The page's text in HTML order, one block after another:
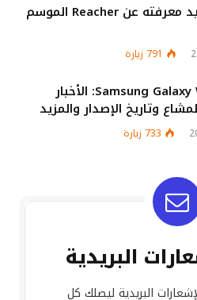
كل ما تريد معرفته عن Reacher الموسم
791 زيارة
Samsung Galaxy Watch 7: الأخبار
وتاريخ الإصدار والمزيد
733 زيارة
البريدية
البريدية ليصلك كل